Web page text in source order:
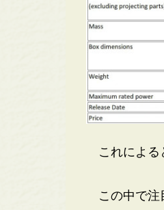
これによる
この中で注